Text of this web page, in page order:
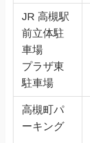
JR 高槻駅
前立体駐
車場
プラザ東
駐車場
高槻町パ
ーキング